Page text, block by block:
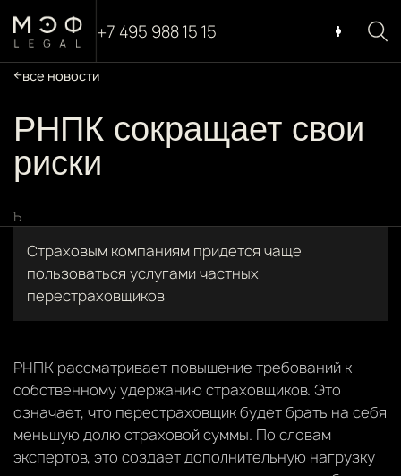
+7 495 988 15 15
все новости
РНПК сокращает свои
риски
Ъ
Страховым компаниям придется чаще
пользоваться услугами частных
перестраховщиков
РНПК рассматривает повышение требований к
собственному удержанию страховщиков. Это
означает, что перестраховщик будет брать на себя
меньшую долю страховой суммы. По словам
экспертов, это создает дополнительную нагрузку